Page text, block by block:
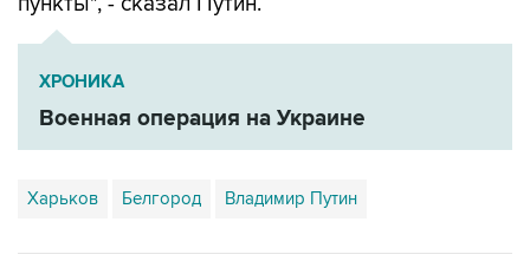
ХРОНИКА
Военная операция на Украине
Харьков Белгород Владимир Путин